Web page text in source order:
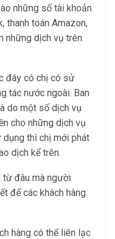
những số tài khoản
thanh toán Amazon,
những dịch vụ trên
đây có chị có sử
tác nước ngoài. Ban
do một số dịch vụ
cho những dịch vụ
dụng thì chị mới phát
dịch kể trên.
từ đâu mà người
để các khách hàng
hàng có thể liên lạc